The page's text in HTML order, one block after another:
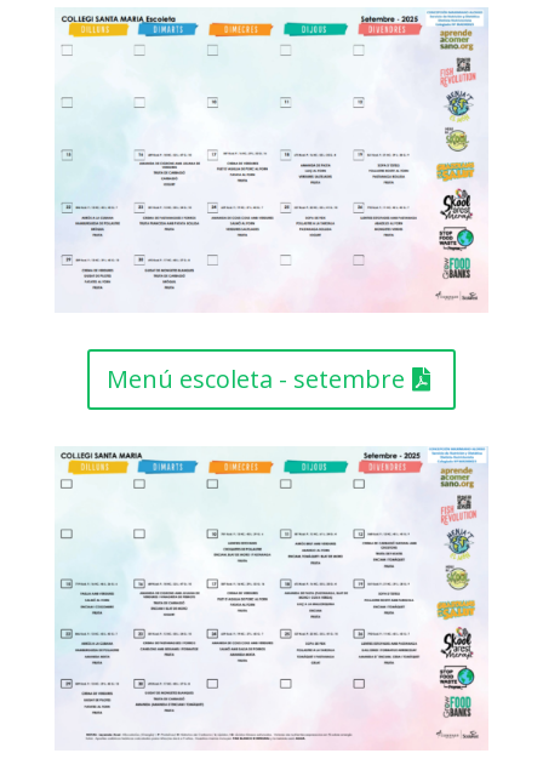
Menú escoleta - setembre